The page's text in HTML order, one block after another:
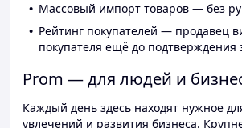
Массовый импорт товаров — без
Рейтинг покупателей — продавец
покупателя ещё до подтверждения
Prom — для людей и
Каждый день здесь находят нужное
увлечений и развития бизнеса.